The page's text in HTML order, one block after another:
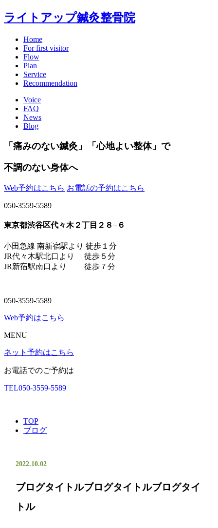
ライトアップ鍼灸整骨院
Home
For first visitor
Flow
Plan
Service
Recommendation
Voice
FAQ
News
Blog
「痛みのない鍼灸」「心地よい整体」で
不調のない身体へ
Web予約はこちら お電話の予約はこちら
050-3559-5589
東京都渋谷区代々木２丁目２８−６
小田急線 南新宿駅より 徒歩１分
JR代々木駅北口より 徒歩５分
JR新宿駅南口より 徒歩７分
050-3559-5589
Web予約はこちら
MENU
ネット予約はこちら
お電話でのご予約は
TEL050-3559-5589
TOP
ブログ
2022.10.02
ブログタイトルブログタイトルブログタイ
トル